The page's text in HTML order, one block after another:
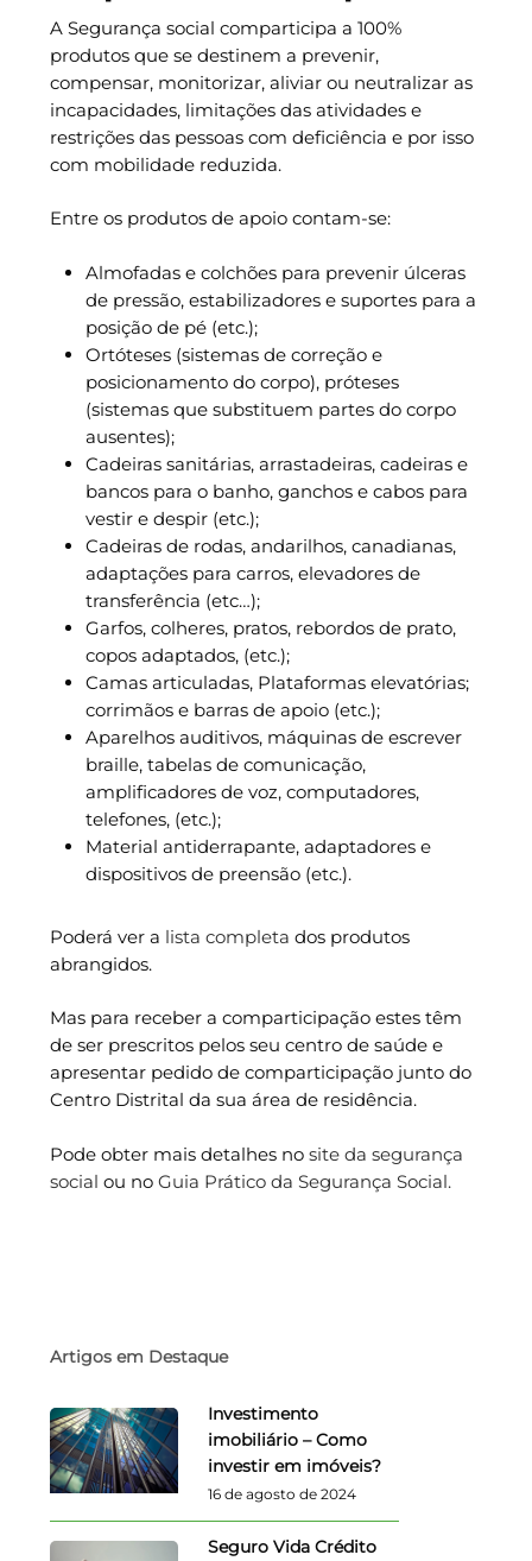
A Segurança social comparticipa a 100%
produtos que se destinem a prevenir,
compensar, monitorizar, aliviar ou neutralizar as
incapacidades, limitações das atividades e
restrições das pessoas com deficiência e por isso
com mobilidade reduzida.
Entre os produtos de apoio contam-se:
Almofadas e colchões para prevenir úlceras
de pressão, estabilizadores e suportes para a
posição de pé (etc.);
Ortóteses (sistemas de correção e
posicionamento do corpo), próteses
(sistemas que substituem partes do corpo
ausentes);
Cadeiras sanitárias, arrastadeiras, cadeiras e
bancos para o banho, ganchos e cabos para
vestir e despir (etc.);
Cadeiras de rodas, andarilhos, canadianas,
adaptações para carros, elevadores de
transferência (etc…);
Garfos, colheres, pratos, rebordos de prato,
copos adaptados, (etc.);
Camas articuladas, Plataformas elevatórias;
corrimãos e barras de apoio (etc.);
Aparelhos auditivos, máquinas de escrever
braille, tabelas de comunicação,
amplificadores de voz, computadores,
telefones, (etc.);
Material antiderrapante, adaptadores e
dispositivos de preensão (etc.).
Poderá ver a lista completa dos produtos
abrangidos.
Mas para receber a comparticipação estes têm
de ser prescritos pelos seu centro de saúde e
apresentar pedido de comparticipação junto do
Centro Distrital da sua área de residência.
Pode obter mais detalhes no site da segurança
social ou noGuia Prático da Segurança Social.
Artigos em Destaque
Investimento
imobiliário – Como
investir em imóveis?
16 de agosto de 2024
Seguro Vida Crédito